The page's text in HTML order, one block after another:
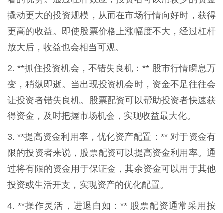
撬动更大的投资规模，从而在市场行情向好时，获得
更高的收益。即使股票价格上涨幅度不大，经过杠杆
放大后，收益也会相当可观。
2. **抓住投资机会，不错失良机：** 股市行情瞬息万
变，稍纵即逝。当出现投资机会时，资金不足往往会
让投资者错失良机。股票配资可以帮助投资者快速获
得资金，及时把握市场机会，实现收益最大化。
3. **提高资金利用率，优化资产配置：** 对于资金有
限的投资者来说，股票配资可以提高资金利用率。通
过将有限的资金用于保证金，其余资金可以用于其他
投资或生活开支，实现资产的优化配置。
4. **操作灵活，进退自如：** 股票配资通常采用按